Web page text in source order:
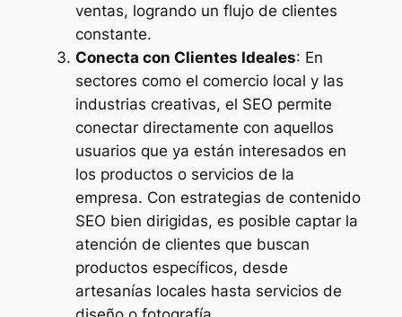
ventas, logrando un flujo de clientes
constante.
Conecta con Clientes Ideales: En
sectores como el comercio local y las
industrias creativas, el SEO permite
conectar directamente con aquellos
usuarios que ya están interesados en
los productos o servicios de la
empresa. Con estrategias de contenido
SEO bien dirigidas, es posible captar la
atención de clientes que buscan
productos específicos, desde
artesanías locales hasta servicios de